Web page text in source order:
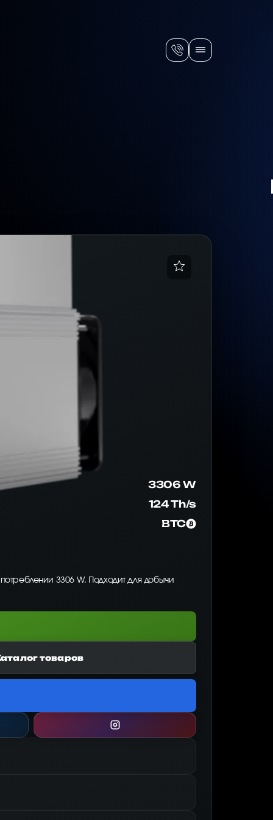
3306 W
124 Th/s
BTC
3306 W. Подходит для добычи
товаров